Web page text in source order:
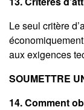
Le seul critère
aux exigences
SOUMETTRE
14. Comment